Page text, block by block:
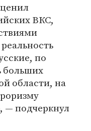
ВКС,
по
области, на
— подчеркнул